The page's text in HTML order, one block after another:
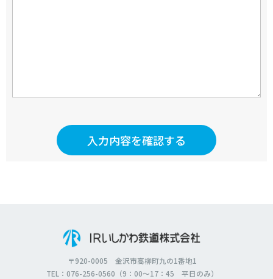
入力内容を確認する
〒920-0005 金沢市高柳町九の1番地1
TEL：076-256-0560（9：00～17：45 平日のみ）